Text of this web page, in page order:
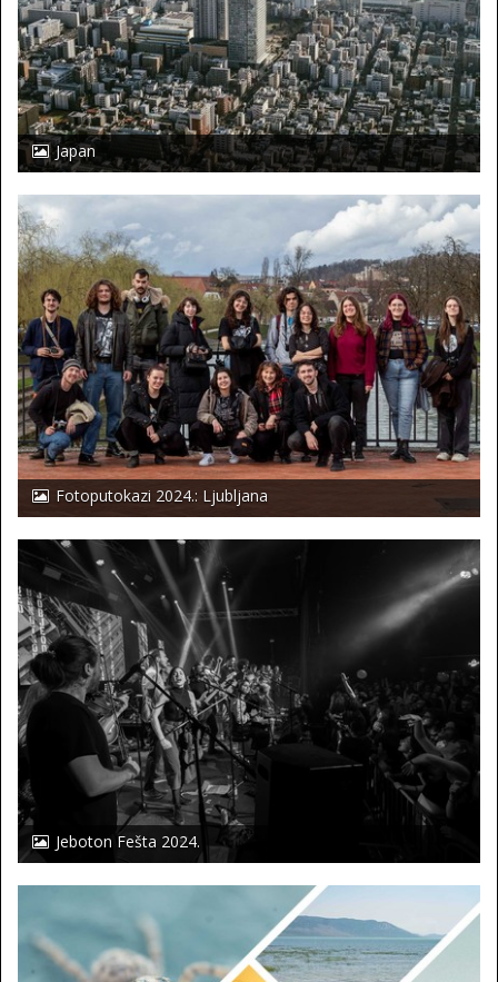
Japan
Fotoputokazi 2024.: Ljubljana
Jeboton Fešta 2024.